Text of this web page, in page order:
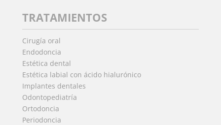
TRATAMIENTOS
Cirugía oral
Endodoncia
Estética dental
Estética labial con ácido hialurónico
Implantes dentales
Odontopediatría
Ortodoncia
Periodoncia